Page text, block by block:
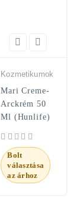
Kozmetikumok
Mari Creme-
Arckrém 50
Ml (Hunlife)
Bolt
választása
az árhoz